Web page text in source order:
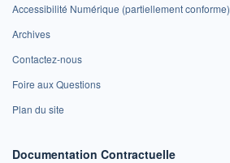
Accessibilité Numérique (partiellement conforme)
Archives
Contactez-nous
Foire aux Questions
Plan du site
Documentation Contractuelle